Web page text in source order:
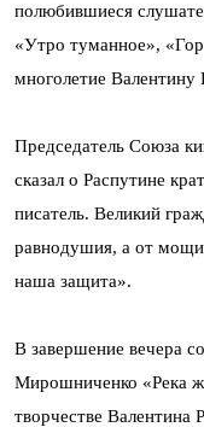
полюбившиеся
«Утро туманное»,
многолетие Валентину
Председатель Союза
сказал о Распутине
писатель. Великий
равнодушия, а от
наша защита».
В завершение вечера
Мирошниченко «Река
творчестве Валентина